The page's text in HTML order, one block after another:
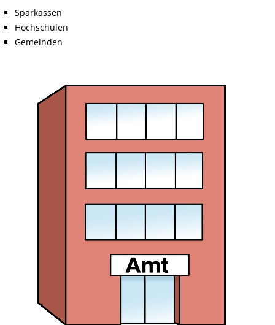
Sparkassen
Hochschulen
Gemeinden